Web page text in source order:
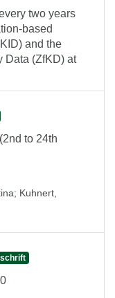
two years
based
and the
Data (ZfKD) at
to 24th
; Kuhnert,